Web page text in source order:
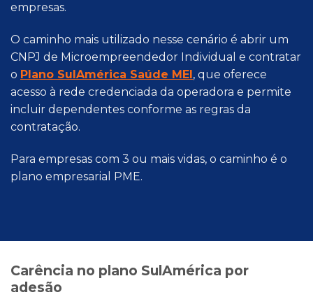
empresas.
O caminho mais utilizado nesse cenário é abrir um
CNPJ de Microempreendedor Individual e contratar
o Plano SulAmérica Saúde MEI, que oferece
acesso à rede credenciada da operadora e permite
incluir dependentes conforme as regras da
contratação.
Para empresas com 3 ou mais vidas, o caminho é o
plano empresarial PME.
Carência no plano SulAmérica por
adesão